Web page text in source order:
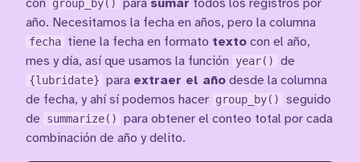
con
group_by() para sumar todos los registros por
año. Necesitamos la fecha en años, pero la columna
fecha tiene la fecha en formato texto con el año,
mes y día, así que usamos la función
year() de
{lubridate} para extraer el año desde la columna
de fecha, y ahí sí podemos hacer group_by()
seguido
de
summarize()
para obtener el conteo total por cada
combinación de año y delito.